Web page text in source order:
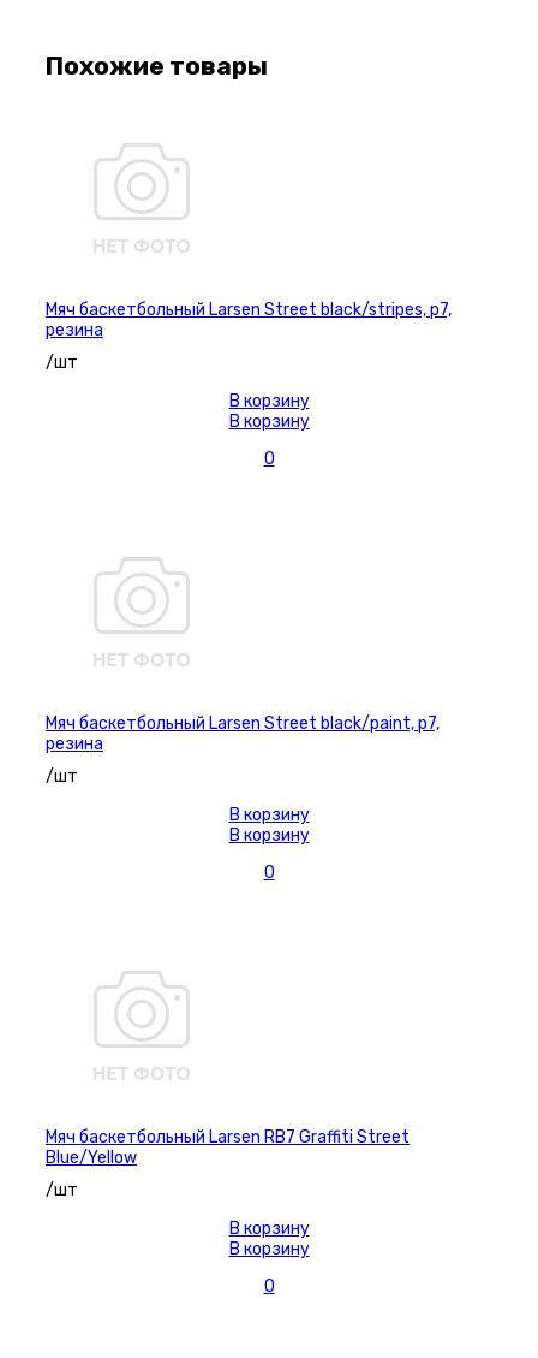
Похожие товары
Мяч баскетбольный Larsen Street black/stripes, р7,
резина
/шт
В корзину
В корзину
0
Мяч баскетбольный Larsen Street black/paint, р7,
резина
/шт
В корзину
В корзину
0
Мяч баскетбольный Larsen RB7 Graffiti Street
Blue/Yellow
/шт
В корзину
В корзину
0